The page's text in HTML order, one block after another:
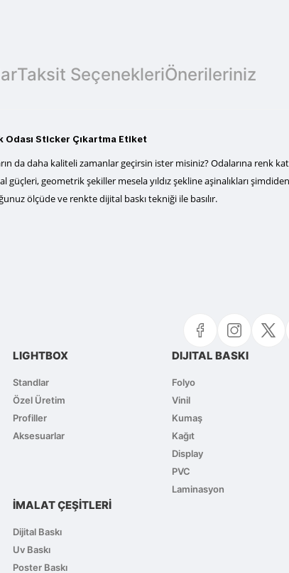
Taksit SeçenekleriÖnerileriniz
Sticker Çıkartma Etiket
da daha kaliteli zamanlar geçirsin ister misiniz? Odalarına renk
güçleri, geometrik şekiller mesela yıldız şekline aşinalıkları
ölçüde ve renkte dijital baskı tekniği ile basılır.
olmalı.
LIGHTBOX
Standlar
Özel Üretim
Profiller
Aksesuarlar
DIJITAL BASKI
Folyo
Vinil
Kumaş
Kağıt
Display
PVC
Laminasyon
İMALAT ÇEŞİTLERİ
Dijital Baskı
Uv Baskı
Poster Baskı